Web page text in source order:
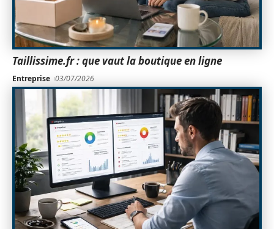
Taillissime.fr : que vaut la boutique en ligne
Entreprise 03/07/2026